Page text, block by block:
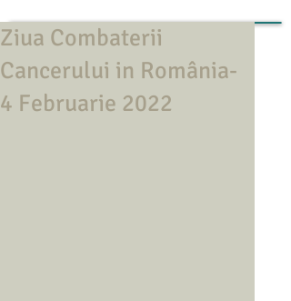
Ziua Combaterii
Cancerului in România-
4 Februarie 2022